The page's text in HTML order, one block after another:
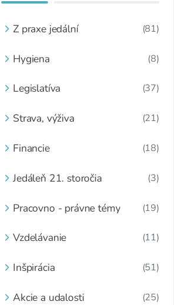
Z praxe jedální (81)
Hygiena (8)
Legislatíva (37)
Strava, výživa (21)
Financie (18)
Jedáleň 21. storočia (3)
Pracovno - právne témy (19)
Vzdelávanie (11)
Inšpirácia (51)
Akcie a udalosti (25)